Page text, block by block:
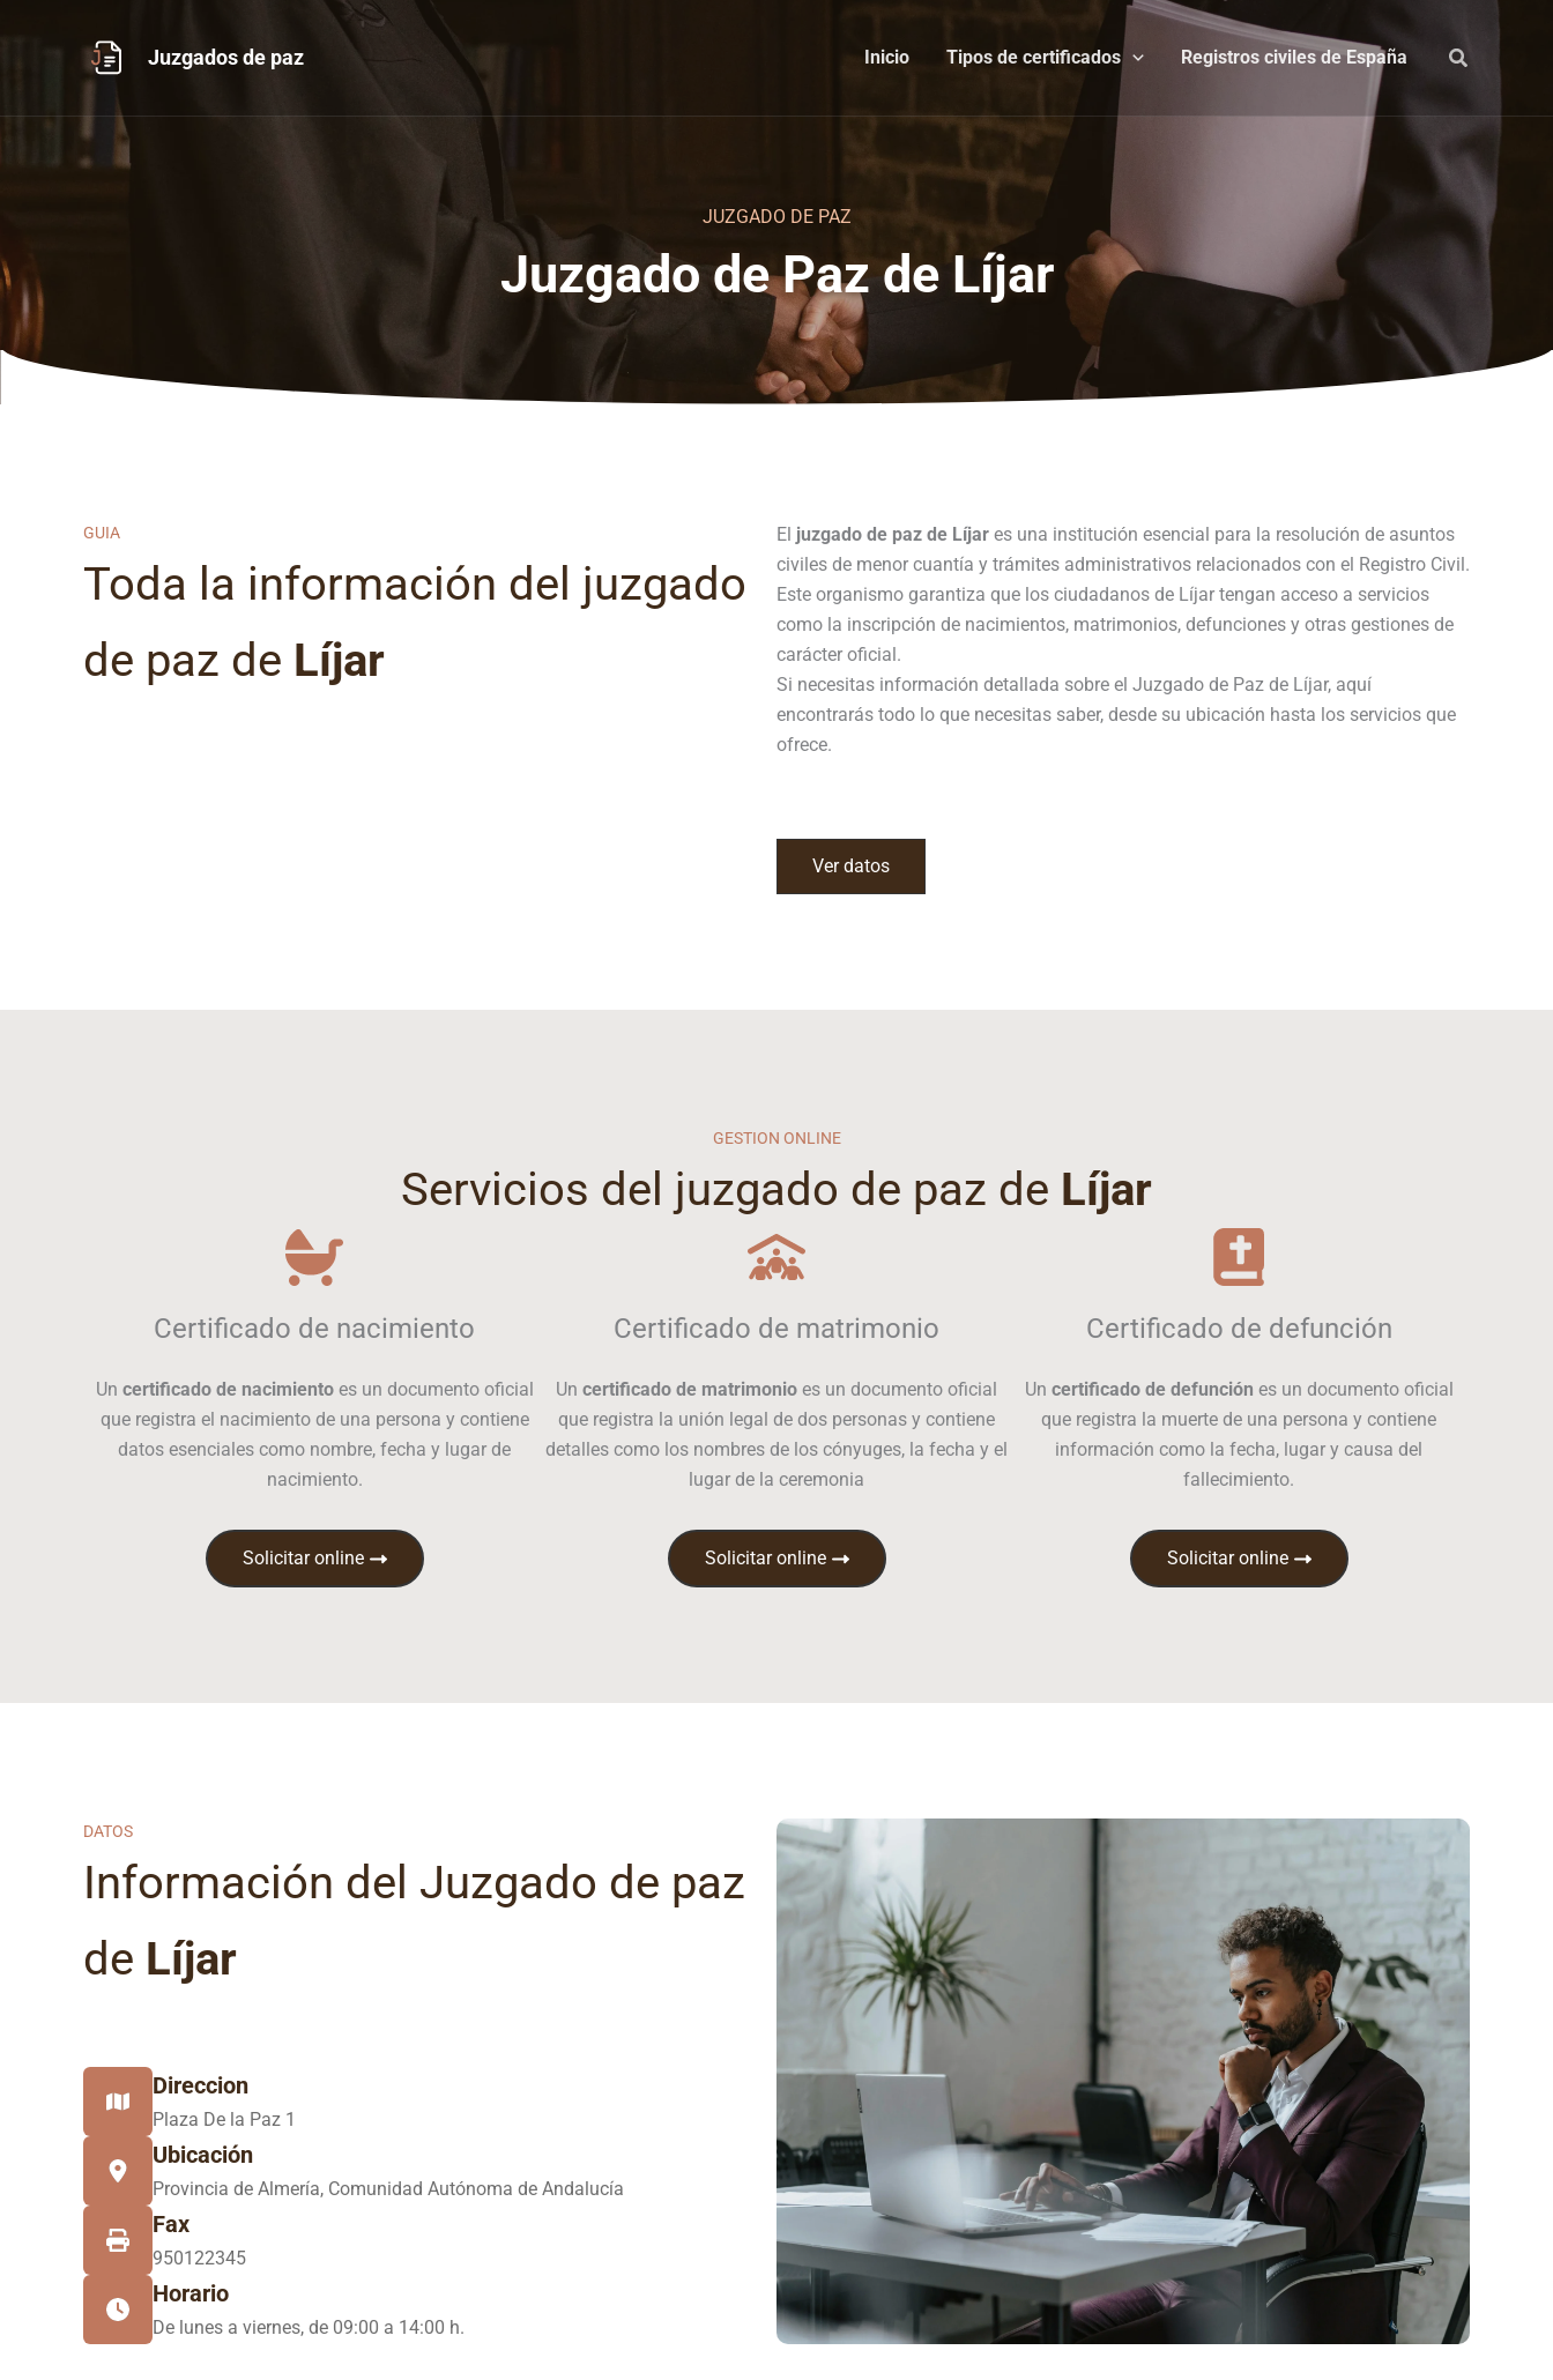
Juzgados de paz Inicio Tipos de certificados Registros civiles de España
JUZGADO DE PAZ
Juzgado de Paz de Líjar
GUIA
Toda la información del juzgado
de paz de Líjar
El juzgado de paz de Líjar es una institución esencial para la resolución de asuntos
civiles de menor cuantía y trámites administrativos relacionados con el Registro Civil.
Este organismo garantiza que los ciudadanos de Líjar tengan acceso a servicios
como la inscripción de nacimientos, matrimonios, defunciones y otras gestiones de
carácter oficial.
Si necesitas información detallada sobre el Juzgado de Paz de Líjar, aquí
encontrarás todo lo que necesitas saber, desde su ubicación hasta los servicios que
ofrece.
Ver datos
GESTION ONLINE
Servicios del juzgado de paz de Líjar
Certificado de nacimiento
Un certificado de nacimientoes un documento oficial
que registra el nacimiento de una persona y contiene
datos esenciales como nombre, fecha y lugar de
nacimiento.
Solicitar online
Certificado de matrimonio
Un certificado de matrimonio es un documento oficial
que registra la unión legal de dos personas y contiene
detalles como los nombres de los cónyuges, la fecha y el
lugar de la ceremonia
Solicitar online
Certificado de defunción
Un certificado de defunción es un documento oficial
que registra la muerte de una persona y contiene
información como la fecha, lugar y causa del
fallecimiento.
Solicitar online
DATOS
Información del Juzgado de paz
de Líjar
Direccion
Plaza De la Paz 1
Ubicación
Provincia de Almería, Comunidad Autónoma de Andalucía
Fax
950122345
Horario
De lunes a viernes, de 09:00 a 14:00 h.